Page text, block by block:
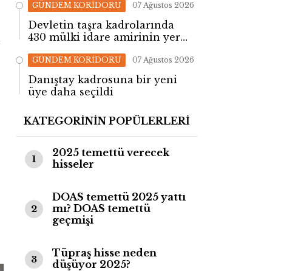
GÜNDEM KORİDORU 07 Ağustos 2026
Devletin taşra kadrolarında
430 mülki idare amirinin yeri
GÜNDEM KORİDORU 07 Ağustos 2026
Danıştay kadrosuna bir yeni
üye daha seçildi
KATEGORİNİN POPÜLERLERİ
1
2025 temettü verecek
hisseler
2
DOAS temettü 2025 yattı
mı? DOAS temettü
geçmişi
3
Tüpraş hisse neden
düşüyor 2025?